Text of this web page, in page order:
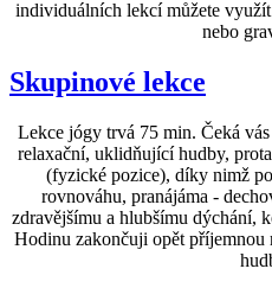
individuálních lekcí můžete
nebo
Skupinové lekce
Lekce jógy trvá 75 min. Čeká
relaxační, uklidňující hudby,
(fyzické pozice), díky nimž
rovnováhu, pranájáma -
zdravějšímu a hlubšímu dýchání,
Hodinu zakončuji opět příjemnou